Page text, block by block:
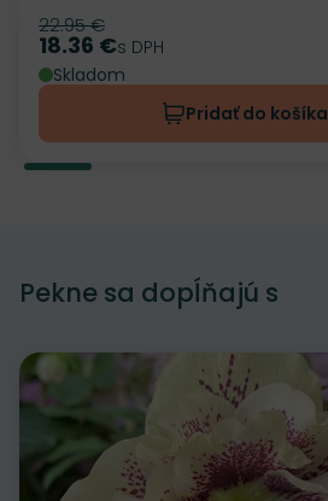
Pôvodná cena
22.95 €
Cena
18.36 €s DPH
Skladom
Pridať do košíka
Pekne sa dopĺňajú s